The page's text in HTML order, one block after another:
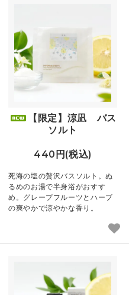
【限定】涼凪 バス
ソルト
440円(税込)
死海の塩の贅沢バスソルト。ぬ
るめのお湯で半身浴がおすす
め。グレープフルーツとハーブ
の爽やかで涼やかな香り。